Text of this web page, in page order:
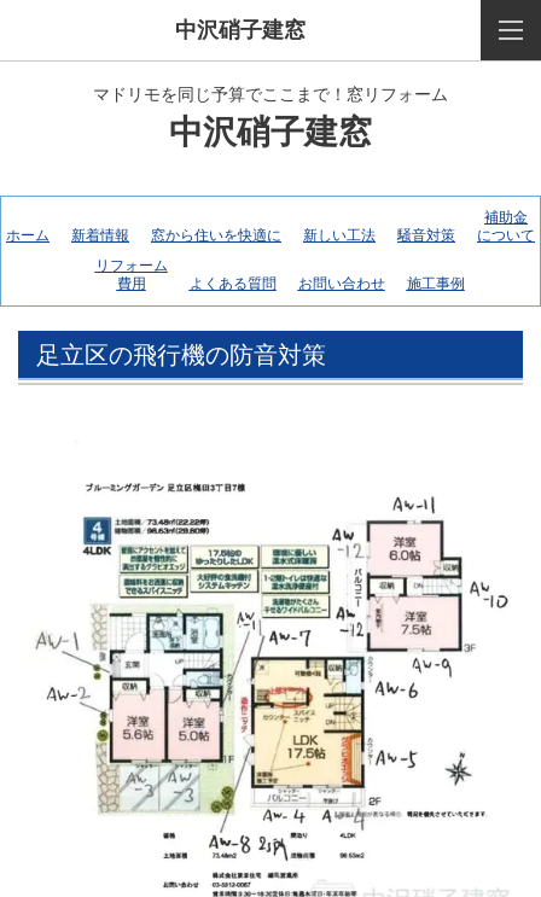
中沢硝子建窓
マドリモを同じ予算でここまで！窓リフォーム
中沢硝子建窓
ホーム 新着情報 窓から住いを快適に 新しい工法 騒音対策
補助金
について
リフォーム
費用
よくある質問 お問い合わせ 施工事例
足立区の飛行機の防音対策